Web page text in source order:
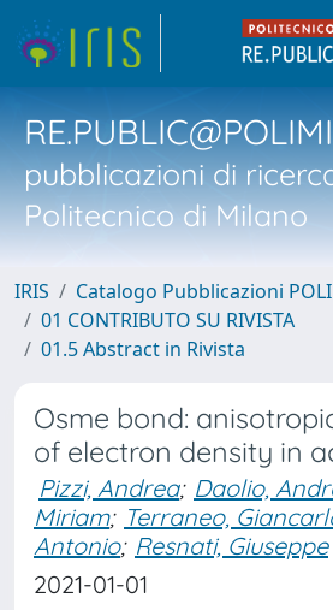
RE.PUBLIC@POLIMI
pubblicazioni di
Politecnico di Milano
IRIS
Catalogo Pubblicazioni
01 CONTRIBUTO SU RIVISTA
01.5 Abstract in Rivista
Osme bond:
of electron density in
Pizzi, Andrea; Daolio,
Miriam; Terraneo,
Antonio; Resnati, Giuseppe
2021-01-01